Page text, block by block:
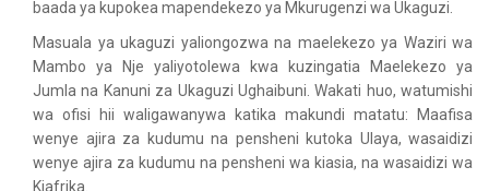
baada ya kupokea mapendekezo ya Mkurugenzi wa Ukaguzi.
Masuala ya ukaguzi yaliongozwa na maelekezo ya Waziri wa
Mambo ya Nje yaliyotolewa kwa kuzingatia Maelekezo ya
Jumla na Kanuni za Ukaguzi Ughaibuni. Wakati huo, watumishi
wa ofisi hii waligawanywa katika makundi matatu: Maafisa
wenye ajira za kudumu na pensheni kutoka Ulaya, wasaidizi
wenye ajira za kudumu na pensheni wa kiasia, na wasaidizi wa
Kiafrika.